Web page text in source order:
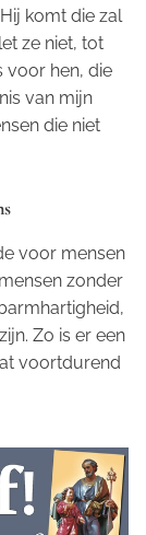
komt die zal
ze niet, tot
voor hen, die
van mijn
die niet
voor mensen
zonder
Zo is er een
voortdurend